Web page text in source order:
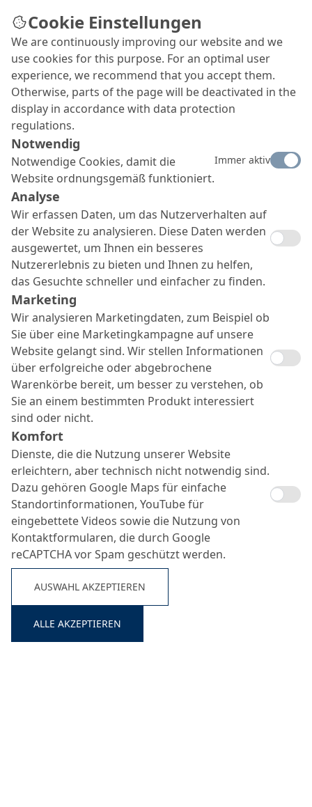
Cookie Einstellungen
We are continuously improving our website and we
use cookies for this purpose. For an optimal user
experience, we recommend that you accept them.
Otherwise, parts of the page will be deactivated in the
display in accordance with data protection
regulations.
Notwendig
Notwendige Cookies, damit die
Website ordnungsgemäß funktioniert.
Immer aktiv
Analyse
Wir erfassen Daten, um das Nutzerverhalten auf
der Website zu analysieren. Diese Daten werden
ausgewertet, um Ihnen ein besseres
Nutzererlebnis zu bieten und Ihnen zu helfen,
das Gesuchte schneller und einfacher zu finden.
Marketing
Wir analysieren Marketingdaten, zum Beispiel ob
Sie über eine Marketingkampagne auf unsere
Website gelangt sind. Wir stellen Informationen
über erfolgreiche oder abgebrochene
Warenkörbe bereit, um besser zu verstehen, ob
Sie an einem bestimmten Produkt interessiert
sind oder nicht.
Komfort
Dienste, die die Nutzung unserer Website
erleichtern, aber technisch nicht notwendig sind.
Dazu gehören Google Maps für einfache
Standortinformationen, YouTube für
eingebettete Videos sowie die Nutzung von
Kontaktformularen, die durch Google
reCAPTCHA vor Spam geschützt werden.
AUSWAHL AKZEPTIEREN
ALLE AKZEPTIEREN